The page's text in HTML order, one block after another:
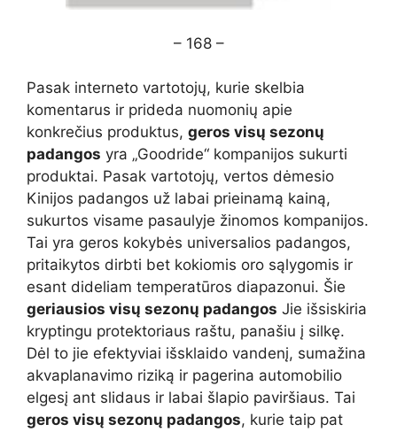
– 168 –
Pasak interneto vartotojų, kurie skelbia
komentarus ir prideda nuomonių apie
konkrečius produktus, geros visų sezonų
padangos yra „Goodride“ kompanijos sukurti
produktai. Pasak vartotojų, vertos dėmesio
Kinijos padangos už labai prieinamą kainą,
sukurtos visame pasaulyje žinomos kompanijos.
Tai yra geros kokybės universalios padangos,
pritaikytos dirbti bet kokiomis oro sąlygomis ir
esant dideliam temperatūros diapazonui. Šie
geriausios visų sezonų padangos Jie išsiskiria
kryptingu protektoriaus raštu, panašiu į silkę.
Dėl to jie efektyviai išsklaido vandenį, sumažina
akvaplanavimo riziką ir pagerina automobilio
elgesį ant slidaus ir labai šlapio paviršiaus. Tai
geros visų sezonų padangos, kurie taip pat